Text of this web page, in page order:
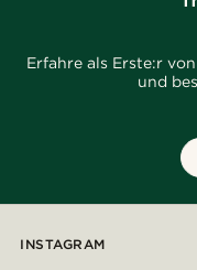
Erfahre als Erste:r
und
INSTAGRAM